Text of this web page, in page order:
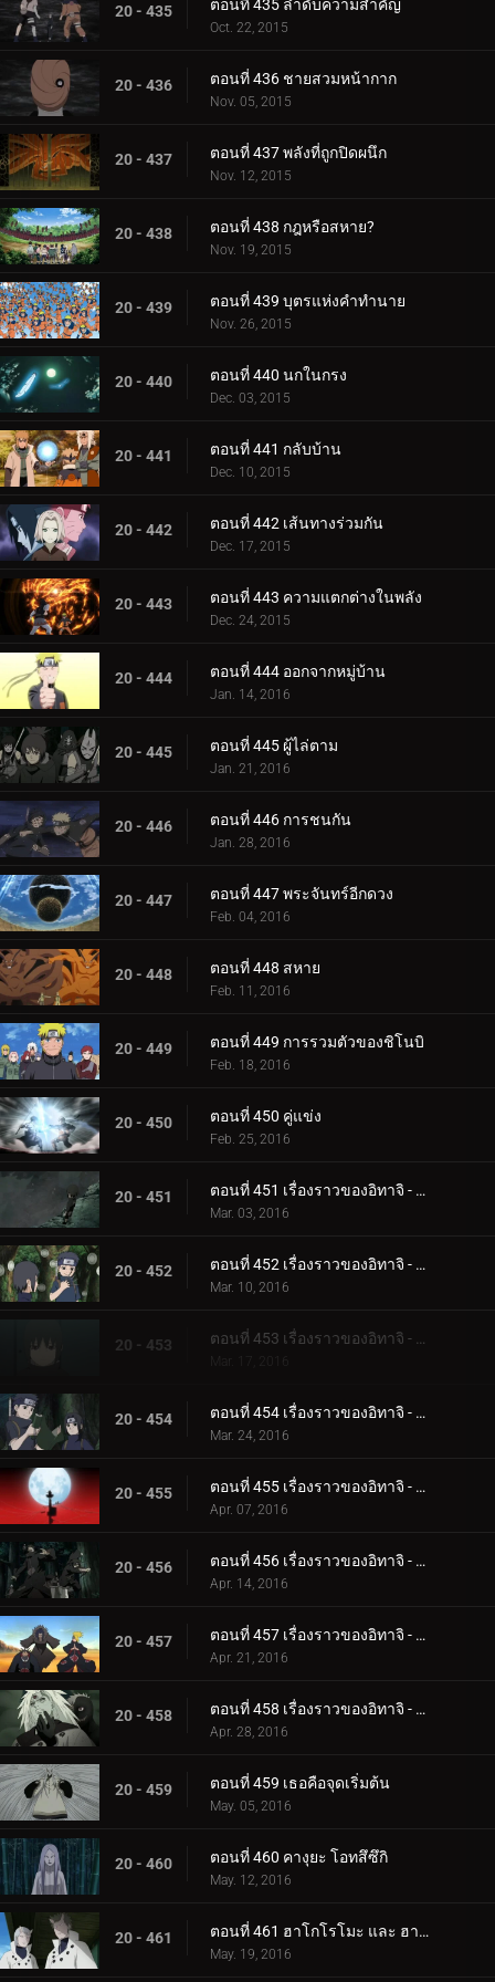
20 - 435 ตอนที่ 435 ลำดับความสำคัญ
Oct. 22, 2015
20 - 436 ตอนที่ 436 ชายสวมหน้ากาก
Nov. 05, 2015
20 - 437 ตอนที่ 437 พลังที่ถูกปิดผนึก
Nov. 12, 2015
20 - 438 ตอนที่ 438 กฎหรือสหาย?
Nov. 19, 2015
20 - 439 ตอนที่ 439 บุตรแห่งคำทำนาย
Nov. 26, 2015
20 - 440 ตอนที่ 440 นกในกรง
Dec. 03, 2015
20 - 441 ตอนที่ 441 กลับบ้าน
Dec. 10, 2015
20 - 442 ตอนที่ 442 เส้นทางร่วมกัน
Dec. 17, 2015
20 - 443 ตอนที่ 443 ความแตกต่างในพลัง
Dec. 24, 2015
20 - 444 ตอนที่ 444 ออกจากหมู่บ้าน
Jan. 14, 2016
20 - 445 ตอนที่ 445 ผู้ไล่ตาม
Jan. 21, 2016
20 - 446 ตอนที่ 446 การชนกัน
Jan. 28, 2016
20 - 447 ตอนที่ 447 พระจันทร์อีกดวง
Feb. 04, 2016
20 - 448 ตอนที่ 448 สหาย
Feb. 11, 2016
20 - 449 ตอนที่ 449 การรวมตัวของชิโนบิ
Feb. 18, 2016
20 - 450 ตอนที่ 450 คู่แข่ง
Feb. 25, 2016
20 - 451 ตอนที่ 451 เรื่องราวของอิทาจิ - แสงสว่างและความมืด: การเกิดและการตาย
Mar. 03, 2016
20 - 452 ตอนที่ 452 เรื่องราวของอิทาจิ - แสงสว่างและความมืด: อัจฉริยะ
Mar. 10, 2016
20 - 453
Mar. 17, 2016
20 - 454 ตอนที่ 454 เรื่องราวของอิทาจิ - แสงสว่างและความมืด: คำขอร้องของชิซุย
Mar. 24, 2016
20 - 455 ตอนที่ 455 เรื่องราวของอิทาจิ - แสงสว่างและความมืด: คืนเดือนหงาย
Apr. 07, 2016
20 - 456 ตอนที่ 456 เรื่องราวของอิทาจิ - แสงสว่างและความมืด: ความมืดของแสงอุษา
Apr. 14, 2016
20 - 457 ตอนที่ 457 เรื่องราวของอิทาจิ - แสงสว่างและความมืด: คู่หู
Apr. 21, 2016
20 - 458 ตอนที่ 458 เรื่องราวของอิทาจิ - แสงสว่างและความมืด: ความจริง
Apr. 28, 2016
20 - 459 ตอนที่ 459 เธอคือจุดเริ่มต้น
May. 05, 2016
20 - 460 ตอนที่ 460 คางุยะ โอทสึซึกิ
May. 12, 2016
20 - 461 ตอนที่ 461 ฮาโกโรโมะ และ ฮามูระ
May. 19, 2016